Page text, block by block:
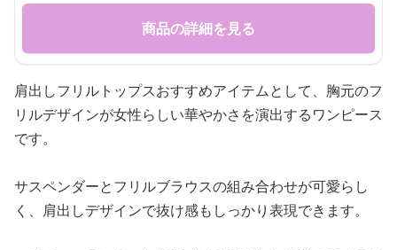
商品の詳細を見る
肩出しフリルトップスおすすめアイテムとして、胸元のフ
リルデザインが女性らしい華やかさを演出するワンピース
です。
サスペンダーとフリルブラウスの組み合わせが可愛らし
く、肩出しデザインで抜け感もしっかり表現できます。